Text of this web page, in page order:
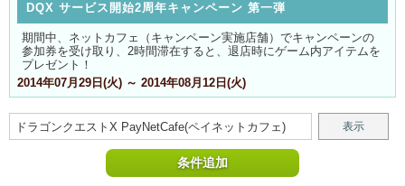
DQX サービス開始2周年キャンペーン 第一弾
期間中、ネットカフェ（キャンペーン実施店舗）でキャンペーンの
参加券を受け取り、2時間滞在すると、退店時にゲーム内アイテムを
プレゼント！
2014年07月29日(火) ～ 2014年08月12日(火)
ドラゴンクエストX PayNetCafe(ペイネットカフェ) 表示
条件追加